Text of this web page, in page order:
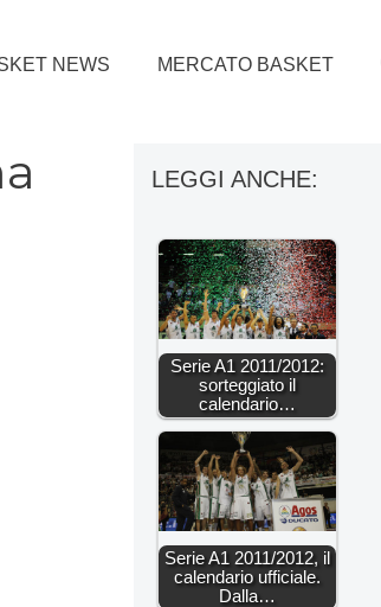
NEWS MERCATO BASKET
LEGGI ANCHE:
Serie A1 2011/2012:
sorteggiato il
calendario…
Serie A1 2011/2012, il
calendario ufficiale.
Dalla…